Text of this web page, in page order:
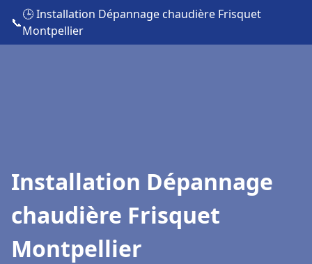
📞
🕒 Installation Dépannage chaudière Frisquet
Montpellier
Installation Dépannage
chaudière Frisquet
Montpellier